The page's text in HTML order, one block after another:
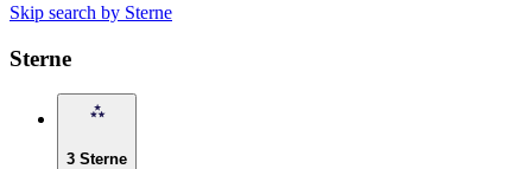
Skip search by Sterne
Sterne
3 Sterne